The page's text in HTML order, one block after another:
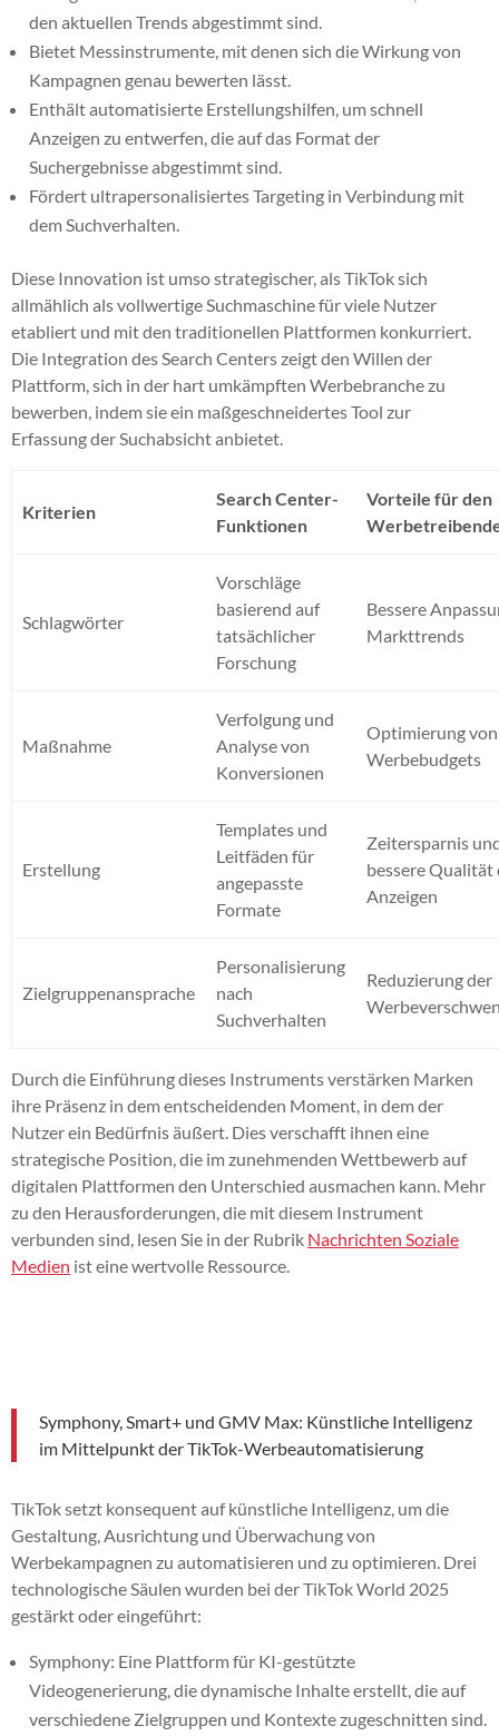
den aktuellen Trends abgestimmt sind.
Bietet Messinstrumente, mit denen sich die Wirkung von
Kampagnen genau bewerten lässt.
Enthält automatisierte Erstellungshilfen, um schnell
Anzeigen zu entwerfen, die auf das Format der
Suchergebnisse abgestimmt sind.
Fördert ultrapersonalisiertes Targeting in Verbindung mit
dem Suchverhalten.
Diese Innovation ist umso strategischer, als TikTok sich
allmählich als vollwertige Suchmaschine für viele Nutzer
etabliert und mit den traditionellen Plattformen konkurriert.
Die Integration des Search Centers zeigt den Willen der
Plattform, sich in der hart umkämpften Werbebranche zu
bewerben, indem sie ein maßgeschneidertes Tool zur
Erfassung der Suchabsicht anbietet.
Kriterien
Search Center-
Funktionen
Vorteile für den
Schlagwörter
Vorschläge
basierend auf
tatsächlicher
Forschung
Bessere
Markttrends
Maßnahme
Verfolgung und
Analyse von
Konversionen
Optimierung von
Werbebudgets
Erstellung
Templates und
Leitfäden für
angepasste
Formate
Zeitersparnis
bessere Qualität
Anzeigen
Zielgruppenansprache
Personalisierung
nach
Suchverhalten
Reduzierung der
Durch die Einführung dieses Instruments verstärken Marken
ihre Präsenz in dem entscheidenden Moment, in dem der
Nutzer ein Bedürfnis äußert. Dies verschafft ihnen eine
strategische Position, die im zunehmenden Wettbewerb auf
digitalen Plattformen den Unterschied ausmachen kann. Mehr
zu den Herausforderungen, die mit diesem Instrument
verbunden sind, lesen Sie in der Rubrik Nachrichten Soziale
Medien ist eine wertvolle Ressource.
Symphony, Smart+ und GMV Max: Künstliche Intelligenz
im Mittelpunkt der TikTok-Werbeautomatisierung
TikTok setzt konsequent auf künstliche Intelligenz, um die
Gestaltung, Ausrichtung und Überwachung von
Werbekampagnen zu automatisieren und zu optimieren. Drei
technologische Säulen wurden bei der TikTok World 2025
gestärkt oder eingeführt:
Symphony: Eine Plattform für KI-gestützte
Videogenerierung, die dynamische Inhalte erstellt, die auf
verschiedene Zielgruppen und Kontexte zugeschnitten sind.